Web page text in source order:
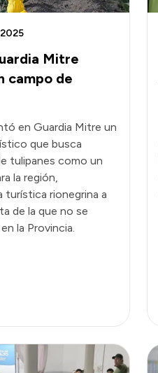
Mitre
campo de
en Guardia Mitre un
que busca
tulipanes como un
la región,
rionegrina a
de la que no se
la Provincia.